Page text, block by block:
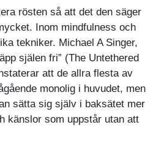
rösten så att det den säger
Inom mindfulness och
tekniker. Michael A Singer,
själen fri” (The Untethered
att de allra flesta av
monolig i huvudet, men
sätta sig själv i baksätet mer
känslor som uppstår utan att